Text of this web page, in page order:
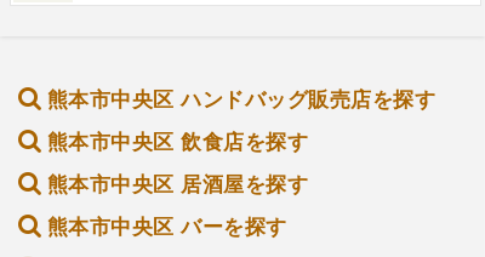
熊本市中央区 ハンドバッグ販売店を探す
熊本市中央区 飲食店を探す
熊本市中央区 居酒屋を探す
熊本市中央区 バーを探す